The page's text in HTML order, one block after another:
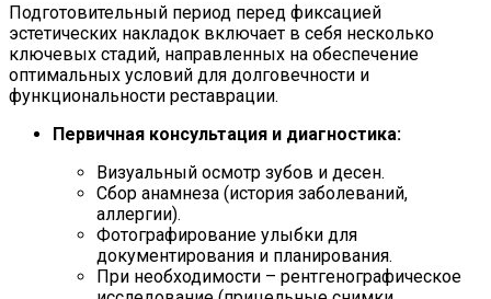
Подготовительный период перед фиксацией
эстетических накладок включает в себя несколько
ключевых стадий, направленных на обеспечение
оптимальных условий для долговечности и
функциональности реставрации.
Первичная консультация и диагностика:
Визуальный осмотр зубов и десен.
Сбор анамнеза (история заболеваний,
аллергии).
Фотографирование улыбки для
документирования и планирования.
При необходимости – рентгенографическое